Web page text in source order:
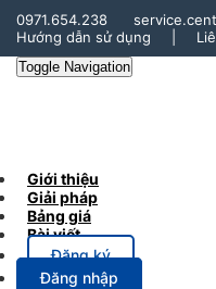
0971.654.238
Hướng dẫn sử dụng
Toggle Navigation
Giới thiệu
Giải pháp
Bảng giá
Bài viết
Đăng ký
Đăng nhập